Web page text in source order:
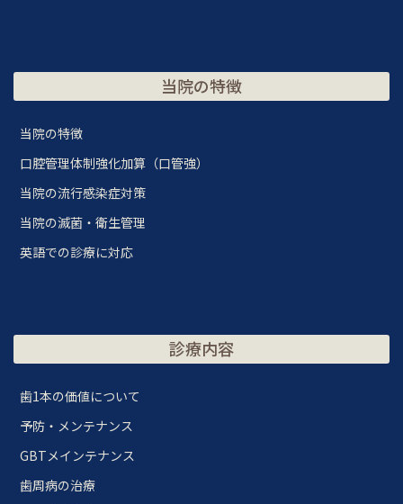
当院の特徴
当院の特徴
口腔管理体制強化加算（口管強）
当院の流行感染症対策
当院の滅菌・衛生管理
英語での診療に対応
診療内容
歯1本の価値について
予防・メンテナンス
GBTメインテナンス
歯周病の治療